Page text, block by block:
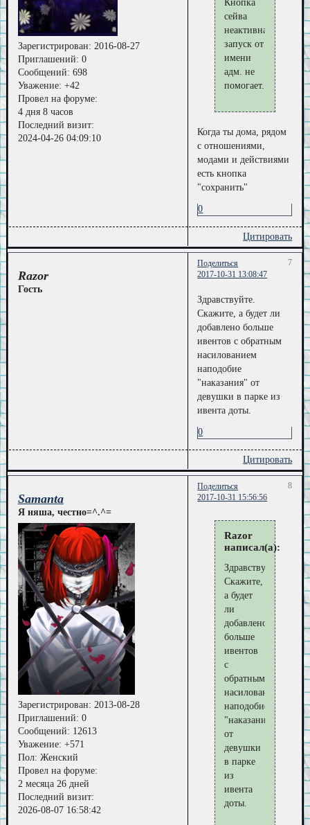
Зарегистрирован: 2016-08-27
Приглашений: 0
Сообщений: 698
Уважение: +42
Провел на форуме:
4 дня 8 часов
Последний визит:
2024-04-26 04:09:10
Кнопка
сейва
неактивна,
запуск от
имени
адм. не
помогает.
Когда ты дома, рядом
с отношениями,
модами и действиями
есть кнопка
"сохранить"
0
Цитировать
Поделиться
7
2017-10-31 13:08:47
Razor
Гость
Здравствуйте.
Скажите, а будет ли
добавлено больше
ивентов с обратным
насилованием
наподобие
"наказания" от
девушки в парке из
ивента доты.
0
Цитировать
Поделиться
8
2017-10-31 15:56:56
Samanta
Я няша, честно=^.^=
Зарегистрирован: 2013-08-28
Приглашений: 0
Сообщений: 12613
Уважение: +571
Пол: Женский
Провел на форуме:
2 месяца 26 дней
Последний визит:
2026-08-07 16:58:42
Razor
написал(а):
Здравствуйте.
Скажите,
а будет
ли
добавлено
больше
ивентов
с
обратным
насилованием
наподобие
"наказания"
от
девушки
в парке
из
ивента
доты.